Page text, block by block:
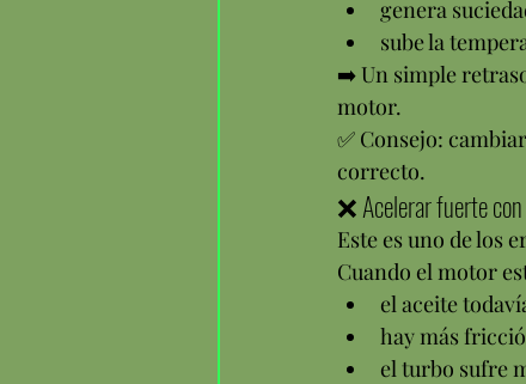
genera
sube la
➡️ Un simple
motor.
✅ Consejo:
correcto.
❌ Acelerar fuerte
Este es uno de los
Cuando el motor
el aceite
hay más
el turbo sufre